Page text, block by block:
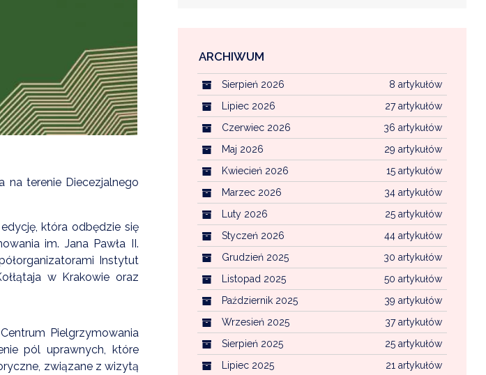
ROLNICTWO
CZYSTE POWIETRZE EKOINTERWENCJA
WFOŚ CZYSTE POWIETRZE
CENTRALNA EWIDENCJA EMISYJNOŚCI
GOSPODARKA ODPADAMI KOMUNALNYMI
KOMUNIKACJA
na terenie Diecezjalnego
która odbędzie się
im. Jana Pawła II.
Instytut
w Krakowie oraz
Pielgrzymowania
pól uprawnych, które
związane z wizytą
ARCHIWUM
8 artykułów
Sierpień 2026
27 artykułów
Lipiec 2026
36 artykułów
Czerwiec 2026
29 artykułów
Maj 2026
15 artykułów
Kwiecień 2026
34 artykułów
Marzec 2026
25 artykułów
Luty 2026
44 artykułów
Styczeń 2026
30 artykułów
Grudzień 2025
50 artykułów
Listopad 2025
39 artykułów
Październik 2025
37 artykułów
Wrzesień 2025
25 artykułów
Sierpień 2025
21 artykułów
Lipiec 2025